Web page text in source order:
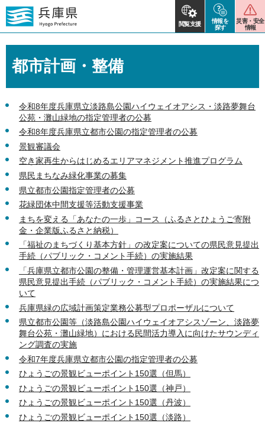
閲覧支援
情報を
探す
災害・安全
情報
都市計画・整備
令和8年度兵庫県立淡路島公園ハイウェイオアシス・淡路夢舞台
公苑・灘山緑地の指定管理者の公募
令和8年度兵庫県立都市公園の指定管理者の公募
景観審議会
空き家再生からはじめるエリアマネジメント推進プログラム
県民まちなみ緑化事業の募集
県立都市公園指定管理者の公募
花緑団体中間支援等活動支援事業
まちを変える「あなたの一歩」コース（ふるさとひょうご寄附
金・企業版ふるさと納税）
「福祉のまちづくり基本方針」の改定案についての県民意見提出
手続（パブリック・コメント手続）の実施結果
「兵庫県立都市公園の整備・管理運営基本計画」改定案に関する
県民意見提出手続（パブリック・コメント手続）の実施結果につ
いて
兵庫県緑の広域計画策定業務公募型プロポーザルについて
県立都市公園等（淡路島公園ハイウェイオアシスゾーン、淡路夢
舞台公苑・灘山緑地）における民間活力導入に向けたサウンディ
ング調査の実施
令和7年度兵庫県立都市公園の指定管理者の公募
ひょうごの景観ビューポイント150選（但馬）
ひょうごの景観ビューポイント150選（神戸）
ひょうごの景観ビューポイント150選（丹波）
ひょうごの景観ビューポイント150選（淡路）